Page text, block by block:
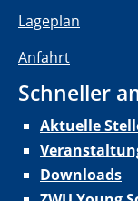
Lageplan
Anfahrt
Schneller
Aktuelle
Downloads